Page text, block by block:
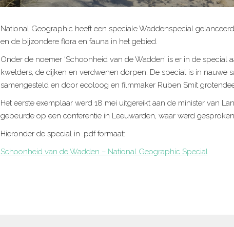
National Geographic heeft een speciale Waddenspecial
en de bijzondere flora en fauna in het gebied.
Onder de noemer ‘Schoonheid van de Wadden’ is er in de
kwelders, de dijken en verdwenen dorpen. De special is in nauwe
samengesteld en door ecoloog en filmmaker Ruben Smit
Het eerste exemplaar werd 18 mei uitgereikt aan de minister van
gebeurde op een conferentie in Leeuwarden, waar werd
Hieronder de special in .pdf formaat:
Schoonheid van de Wadden – National Geographic Special